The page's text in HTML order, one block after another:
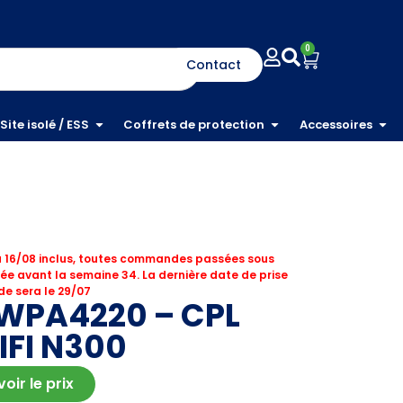
Contact
0
Site isolé / ESS Coffrets de protection Accessoires
16/08 inclus, toutes commandes passées sous
avant la semaine 34. La dernière date de prise
sera le 29/07
– CPL
N300
le prix